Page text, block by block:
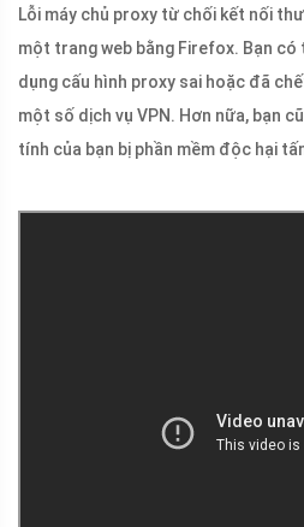
Lỗi máy chủ proxy từ chối kết nối
một trang web bằng Firefox. Bạn
dụng cấu hình proxy sai hoặc đã
một số dịch vụ VPN. Hơn nữa, bạn
tính của bạn bị phần mềm độc hại